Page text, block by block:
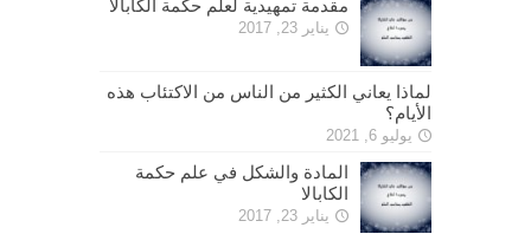
مقدمة تمهيدية لعلم حكمة الكابالا
يناير 23, 2017
لماذا يعاني الكثير من الناس من الاكتئاب هذه
الأيام؟
يوليو 6, 2021
المادة والشكل في علم حكمة
الكابالا
يناير 23, 2017